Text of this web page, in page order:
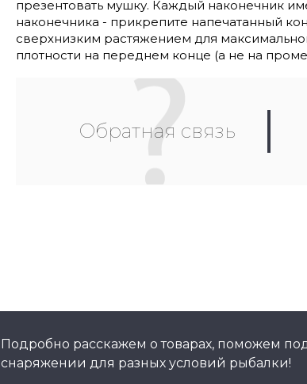
презентовать мушку. Каждый наконечник
наконечника - прикрепите напечатанный
сверхнизким растяжением для
плотности на переднем конце (а не на
Обратная связь
Подробно расскажем о товарах, поможем
снаряжении для разных условий рыбалки!